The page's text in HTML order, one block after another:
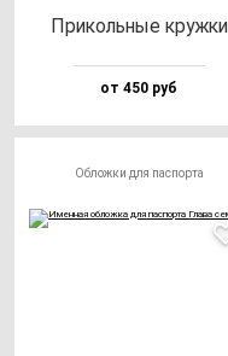
При­коль­ные круж­ки
от 450 руб
Обложки для паспорта